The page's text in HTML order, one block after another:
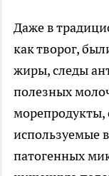
Даже в
как творог,
жиры, следы
полезных
морепродукты,
используемые
патогенных